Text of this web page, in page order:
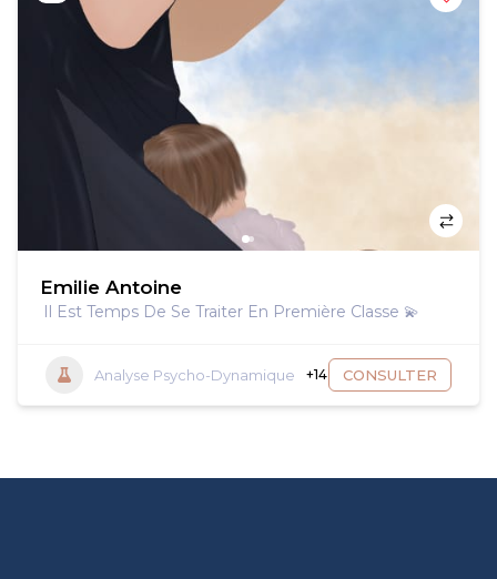
Emilie Antoine
Il Est Temps De Se Traiter En Première Classe 💫
Analyse Psycho-Dynamique +14 CONSULTER